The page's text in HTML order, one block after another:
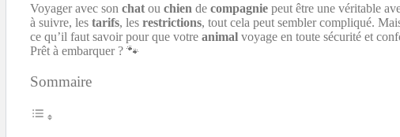
Voyager avec son chat ou chien de compagnie peut être une véritable
à suivre, les tarifs, les restrictions, tout cela peut sembler compliqué.
ce qu’il faut savoir pour que votre animal voyage en toute sécurité et
Prêt à embarquer ? 🐾
Sommaire